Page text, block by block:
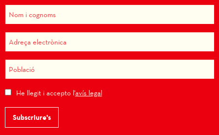
He llegit i accepto l'avís legal
Subscriure's